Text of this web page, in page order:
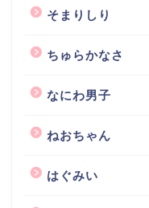
そまりしり
ちゅらかなさ
なにわ男子
ねおちゃん
はぐみい